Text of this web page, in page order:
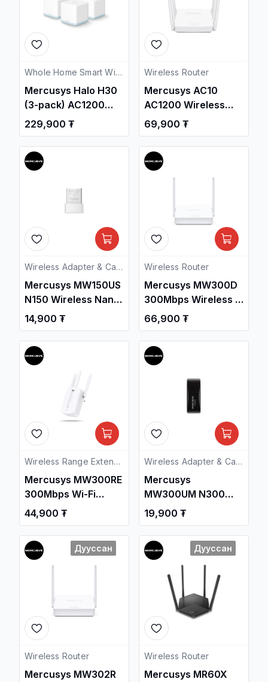
Whole Home Smart Wi-Fi
Mercusys Halo H30
(3-pack) AC1200
Whole Home Mesh
Wi-Fi System
229,900 ₮
Wireless Router
Mercusys AC10
AC1200 Wireless
Dual Band Router /
Свич салаалагч ,
Сүлжээний
Төхөөрөмж /
69,900 ₮
Wireless Adapter & Cards
Mercusys MW150US
N150 Wireless Nano
USB Adapter
14,900 ₮
Wireless Router
Mercusys MW300D
300Mbps Wireless N
ADSL2+ Modem
Router / Свич
салаалагч ,
Сүлжээний
66,900 ₮
Wireless Range Extender
Mercusys MW300RE
300Mbps Wi-Fi
Range Extender
44,900 ₮
Wireless Adapter & Cards
Mercusys
MW300UM N300
Wireless Mini USB
Adapter
19,900 ₮
Дууссан
Wireless Router
Mercusys MW302R
Дууссан
Wireless Router
Mercusys MR60X